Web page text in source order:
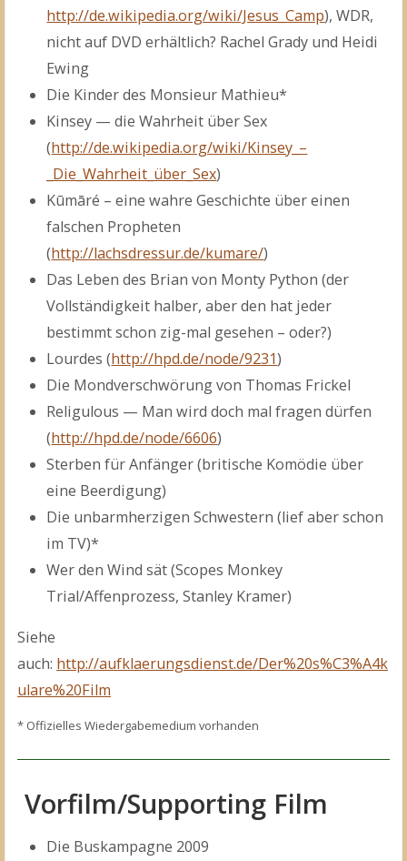
http://de.wikipedia.org/wiki/Jesus_Camp), WDR,
nicht auf DVD erhältlich? Rachel Grady und Heidi
Ewing
Die Kinder des Monsieur Mathieu*
Kinsey — die Wahrheit über Sex
(http://de.wikipedia.org/wiki/Kinsey_–
_Die_Wahrheit_über_Sex)
Kūmāré – eine wahre Geschichte über einen
falschen Propheten
(http://lachsdressur.de/kumare/)
Das Leben des Brian von Monty Python (der
Vollständigkeit halber, aber den hat jeder
bestimmt schon zig-mal gesehen – oder?)
Lourdes (http://hpd.de/node/9231)
Die Mondverschwörung von Thomas Frickel
Religulous — Man wird doch mal fragen dürfen
(http://hpd.de/node/6606)
Sterben für Anfänger (britische Komödie über
eine Beerdigung)
Die unbarmherzigen Schwestern (lief aber schon
im TV)*
Wer den Wind sät (Scopes Monkey
Trial/Affenprozess, Stanley Kramer)
Siehe
auch: http://aufklaerungsdienst.de/Der%20s%C3%A4k
ulare%20Film
* Offizielles Wiedergabemedium vorhanden
Vorfilm/Supporting Film
Die Buskampagne 2009